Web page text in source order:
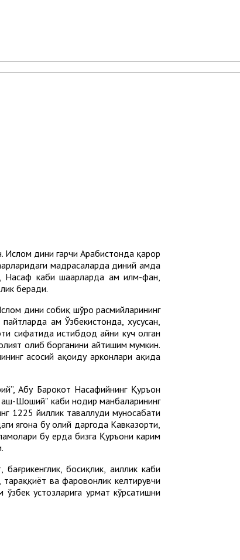
Ислом дини гарчи Арабистонда қарор
мадрасаларда диний ҳамда
каби шаҳарларда ҳам илм-фан,
беради.
дини собиқ шўро расмийларининг
ҳам Ўзбекистонда, хусусан,
сифатида истибдод айни куч олган
олиб борганини айтишим мумкин.
асосий ақоиду арконлари ҳақида
Абу Барокот Насафийнинг Қуръон
аш-Шоший” каби нодир манбаларининг
1225 йиллик таваллуди муносабати
ягона бу олий даргоҳда Кавказорти,
бу ерда бизга Қуръони карим
босиқлик, аҳиллик каби
ва фаровонлик келтирувчи
устозларига ҳурмат кўрсатишни